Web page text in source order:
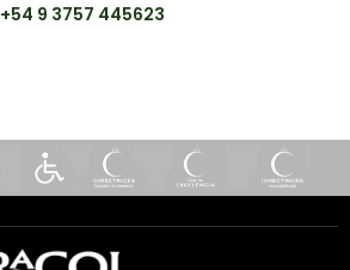
+54 9 3757 445623